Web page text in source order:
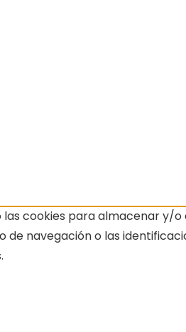
cookies para almacenar y/
navegación o las